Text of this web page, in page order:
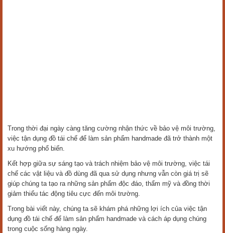
Trong thời đại ngày càng tăng cường nhận thức về bảo vệ môi trường,
việc tận dụng đồ tái chế để làm sản phẩm handmade đã trở thành một
xu hướng phổ biến.
Kết hợp giữa sự sáng tạo và trách nhiệm bảo vệ môi trường, việc tái
chế các vật liệu và đồ dùng đã qua sử dụng nhưng vẫn còn giá trị sẽ
giúp chúng ta tạo ra những sản phẩm độc đáo, thẩm mỹ và đồng thời
giảm thiểu tác động tiêu cực đến môi trường.
Trong bài viết này, chúng ta sẽ khám phá những lợi ích của việc tận
dụng đồ tái chế để làm sản phẩm handmade và cách áp dụng chúng
trong cuộc sống hàng ngày.